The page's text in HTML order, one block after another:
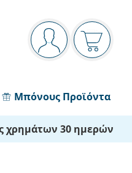
Πίνακας πλοήγησης
Είστε
Το
Μπόνους Προϊόντα
χρημάτων 30 ημερών